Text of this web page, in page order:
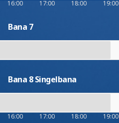
16:00 17:00 18:00 19:00
Bana 7
Bana 8 Singelbana
16:00 17:00 18:00 19:00